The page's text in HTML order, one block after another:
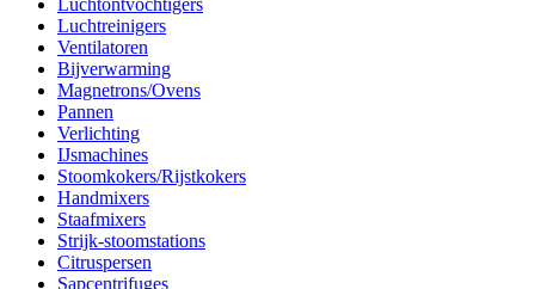
Luchtontvochtigers
Luchtreinigers
Ventilatoren
Bijverwarming
Magnetrons/Ovens
Pannen
Verlichting
IJsmachines
Stoomkokers/Rijstkokers
Handmixers
Staafmixers
Strijk-stoomstations
Citruspersen
Sapcentrifuges